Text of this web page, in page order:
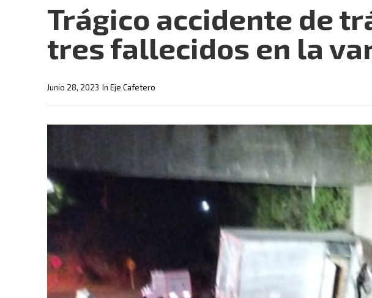
Trágico accidente de
tres fallecidos en la
In Eje Cafetero
Junio 28, 2023